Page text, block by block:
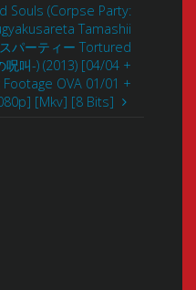
Souls (Corpse Party:
Tamashii
パーティー Tortured
呪叫-) (2013) [04/04 +
OVA 01/01 +
[Mkv] [8 Bits]